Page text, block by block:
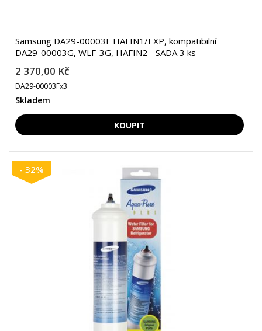
Samsung DA29-00003F HAFIN1/EXP, kompatibilní
DA29-00003G, WLF-3G, HAFIN2 - SADA 3 ks
2 370,00 Kč
DA29-00003Fx3
Skladem
- 32%